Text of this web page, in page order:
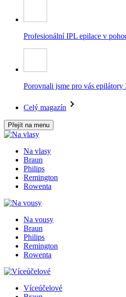
Profesionální IPL epilace v
Porovnali jsme pro vás
Celý magazín
Přejít na menu
Na vlasy
Braun
Philips
Remington
Rowenta
Na vousy
Braun
Philips
Remington
Rowenta
Víceúčelové